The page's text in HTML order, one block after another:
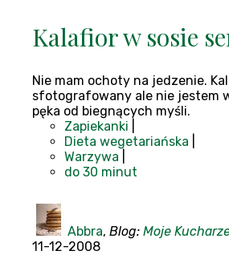
Kalafior w sosie
Nie mam ochoty na jedzenie.
sfotografowany ale nie jestem
pęka od biegnących myśli.
Zapiekanki
Dieta wegetariańska
Warzywa
do 30 minut
Abbra, Blog: Moje
11-12-2008